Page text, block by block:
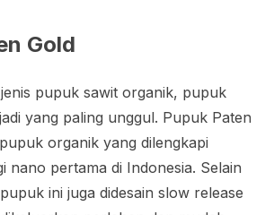
Gold
pupuk sawit organik, pupuk
yang paling unggul. Pupuk Paten
organik yang dilengkapi
nano pertama di Indonesia. Selain
ini juga didesain slow release